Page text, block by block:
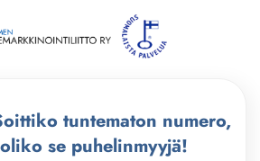
tuntematon numero,
oliko se puhelinmyyjä!